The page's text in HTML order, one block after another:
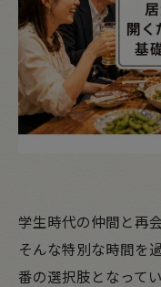
学生時代の仲間と再
そんな特別な時間を
番の選択肢となって